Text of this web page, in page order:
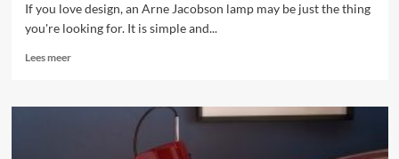
If you love design, an Arne Jacobson lamp may be just the thing
you're looking for. It is simple and...
Lees meerLees
Arne